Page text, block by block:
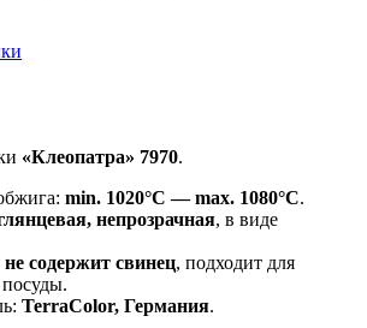
«Клеопатра» 7970.
min. 1020°C — max. 1080°C.
непрозрачная, в виде
не содержит свинец, подходит для
посуды.
TerraColor, Германия.